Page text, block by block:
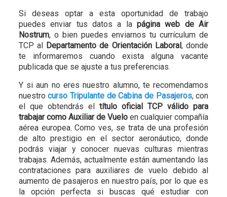
Si deseas optar a esta oportunidad de trabajo
puedes enviar tus datos a lapágina web de Air
Nostrum, o bien puedes enviarnos tu currículum de
TCP al Departamento de Orientación Laboral, donde
te informaremos cuando exista alguna vacante
publicada que se ajuste a tus preferencias.
Y si aun no eres nuestro alumno, te recomendamos
nuestrocurso Tripulante de Cabina de Pasajeros, con
el que obtendrás el título oficial TCP válido para
trabajar como Auxiliar de Vuelo en cualquier compañía
aérea europea. Como ves, se trata de una profesión
de alto prestigio en el sector aeronáutico, donde
podrás viajar y conocer nuevas culturas mientras
trabajas. Además, actualmente están aumentando las
contrataciones para auxiliares de vuelo debido al
aumento de pasajeros en nuestro país, por lo que es
la opción perfecta si buscas qué estudiar con